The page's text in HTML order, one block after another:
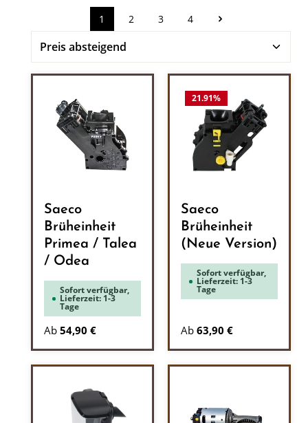
Seite
1 Seite
2 Seite
3 Seite
4
Saeco
Brüheinheit
Primea / Talea
/ Odea
Sofort verfügbar,
Lieferzeit: 1-3
Tage
Ab 54,90 €
21.91%
Saeco
Brüheinheit
(Neue Version)
Sofort verfügbar,
Lieferzeit: 1-3
Tage
Ab 63,90 €